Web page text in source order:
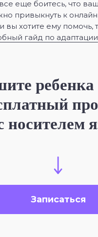
еще боитесь, что
привыкнуть к
вы хотите ему помочь,
гайд по адаптации
ребенка
носителем
Записаться